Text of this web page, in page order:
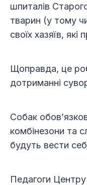
шпиталів
тварин (у тому
своїх хазяїв, які
Щоправда, це
дотриманні
Собак
комбінезони та
будуть вести
Педагоги